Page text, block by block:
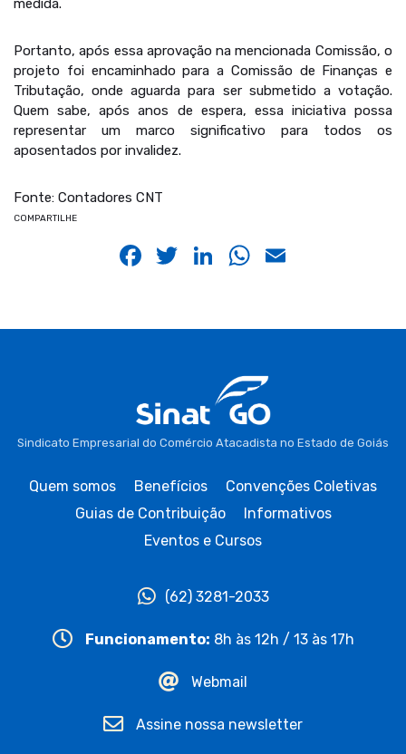
medida.
Portanto, após essa aprovação na mencionada Comissão, o
projeto foi encaminhado para a Comissão de Finanças e
Tributação, onde aguarda para ser submetido a votação.
Quem sabe, após anos de espera, essa iniciativa possa
representar um marco significativo para todos os
aposentados por invalidez.
Fonte: Contadores CNT
COMPARTILHE
Facebook
Twitter
LinkedIn
WhatsApp
Sindicato Empresarial do Comércio Atacadista no Estado de Goiás
Quem somos Benefícios
Convenções Coletivas
Guias de Contribuição
Informativos
Eventos e Cursos
(62) 3281-2033
Funcionamento: 8h às 12h / 13 às 17h
Webmail
Assine nossa newsletter